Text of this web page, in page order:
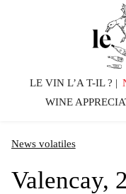
LE VIN L’A T-IL ?
WINE
News volatiles
Valencay,